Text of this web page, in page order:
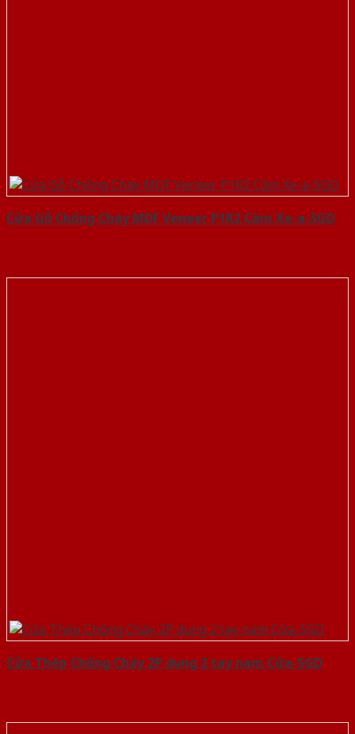
Cửa Gỗ Chống Cháy MDF Veneer P1R2 Căm Xe-a-SGD
Cửa Thép Chống Cháy 2P dung 2 tay nam Cửa-SGD